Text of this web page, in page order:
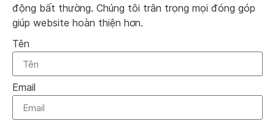
động bất thường. Chúng tôi trân trọng mọi đóng góp
giúp website hoàn thiện hơn.
Tên
Email